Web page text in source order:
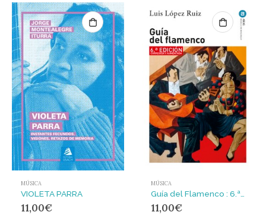
MÚSICA
VIOLETA PARRA
11,00€
MÚSICA
11,00€